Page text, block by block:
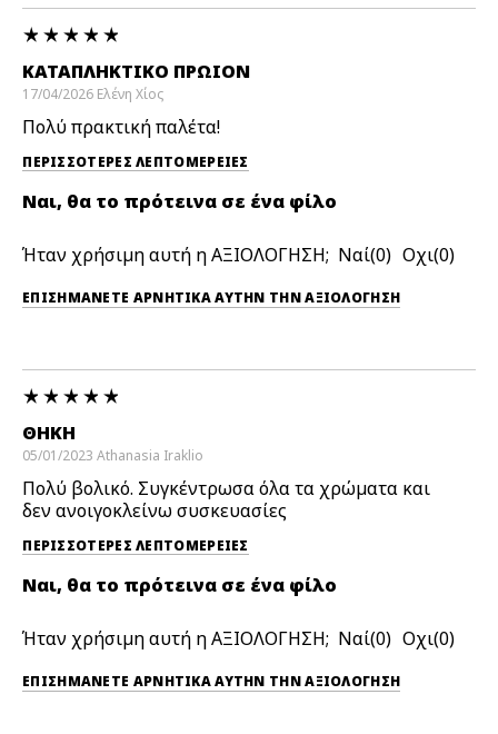
ΚΑΤΑΠΛΗΚΤΙΚΌ ΠΡΩΊΟΝ
17/04/2026 Ελένη Χίος
Πολύ πρακτική παλέτα!
ΠΕΡΙΣΣΌΤΕΡΕΣ ΛΕΠΤΟΜΈΡΕΙΕΣ
Ναι, θα το πρότεινα σε ένα φίλο
Ήταν χρήσιμη αυτή η ΑΞΙΟΛΟΓΗΣΗ; 0 0
ΕΠΙΣΗΜΆΝΕΤΕ ΑΡΝΗΤΙΚΆ ΑΥΤΉΝ ΤΗΝ ΑΞΙΟΛΟΓΗΣΗ
ΘΉΚΗ
05/01/2023 Athanasia Iraklio
Πολύ βολικό. Συγκέντρωσα όλα τα χρώματα και
δεν ανοιγοκλείνω συσκευασίες
ΠΕΡΙΣΣΌΤΕΡΕΣ ΛΕΠΤΟΜΈΡΕΙΕΣ
Ναι, θα το πρότεινα σε ένα φίλο
Ήταν χρήσιμη αυτή η ΑΞΙΟΛΟΓΗΣΗ; 0 0
ΕΠΙΣΗΜΆΝΕΤΕ ΑΡΝΗΤΙΚΆ ΑΥΤΉΝ ΤΗΝ ΑΞΙΟΛΟΓΗΣΗ